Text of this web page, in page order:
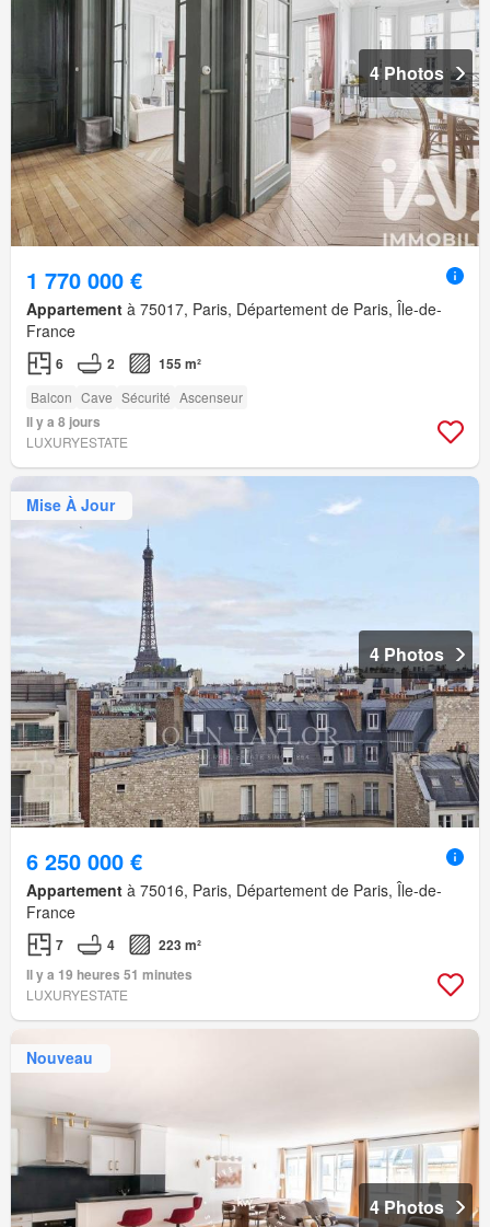
4 Photos
1 770 000 €
Appartement à 75017, Paris, Département de Paris, Île-de-
France
6 2 155 m²
Balcon Cave Sécurité Ascenseur
Il y a 8 jours
LUXURYESTATE
Mise À Jour
4 Photos
6 250 000 €
Appartement à 75016, Paris, Département de Paris, Île-de-
France
7 4
223 m²
Il y a 19 heures 51 minutes
LUXURYESTATE
Nouveau
4 Photos